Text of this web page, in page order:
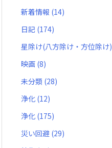
新着情報 (14)
日記 (174)
星除け(八方除け・方位除け)
映画 (8)
未分類 (28)
浄化 (12)
浄化 (175)
災い回避 (29)